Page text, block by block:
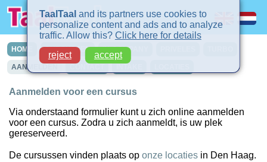
HOME CURSUSSEN IN-COMPANY
AANMELDEN
Aanmelden voor een cursus
Via onderstaand formulier kunt u zich online aanmelden
voor een cursus. Zodra u zich aanmeldt, is uw plek
gereserveerd.
De cursussen vinden plaats op onze locaties in Den Haag.
TaalTaal and its partners use cookies to
personalize content and ads and to analyze
traffic. Allow this? Click here for details
reject
accept